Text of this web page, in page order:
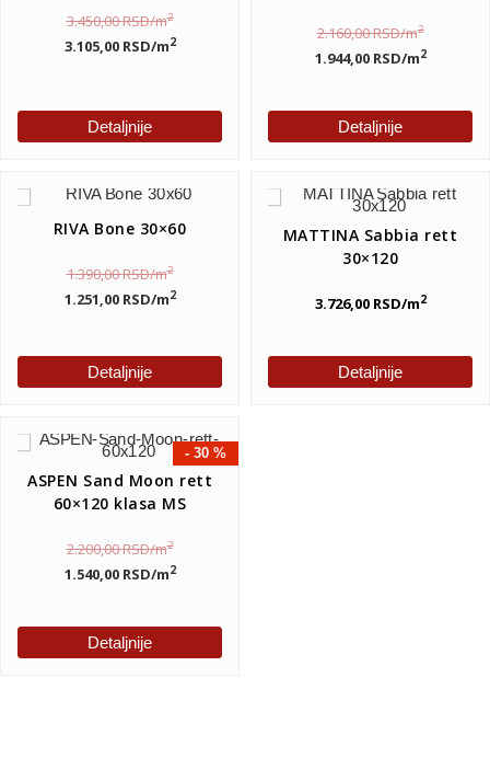
3.450,00RSD/m2
3.105,00 RSD/m2
Detaljnije
2.160,00RSD/m2
1.944,00 RSD/m2
Detaljnije
RIVA Bone 30×60
1.390,00RSD/m2
1.251,00 RSD/m2
Detaljnije
MATTINA Sabbia rett
30×120
3.726,00 RSD/m2
Detaljnije
- 30 %
ASPEN Sand Moon rett
60×120 klasa MS
2.200,00RSD/m2
1.540,00 RSD/m2
Detaljnije